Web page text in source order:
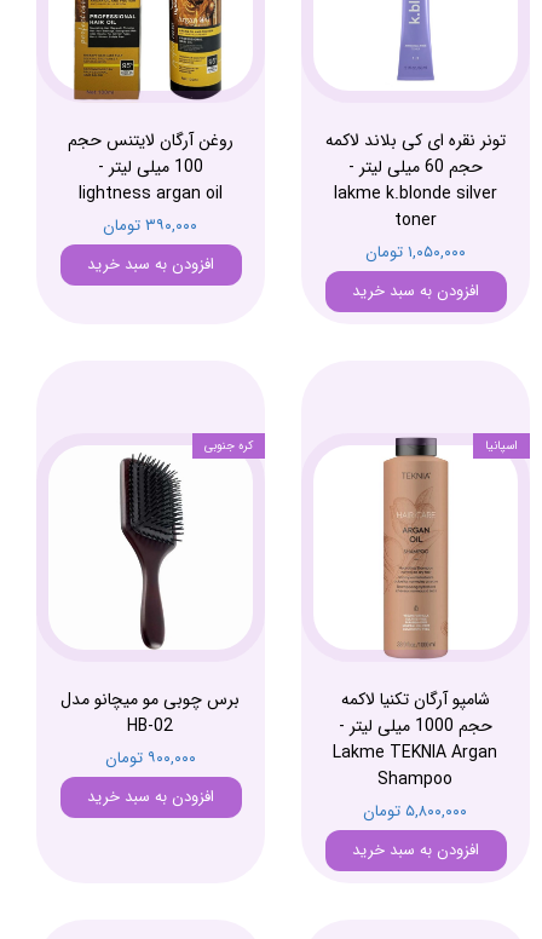
تونر نقره ای کی بلاند لاکمه
حجم 60 میلی لیتر -
lakme k.blonde silver
toner
۱,۰۵۰,۰۰۰ تومان
افزودن به سبد خرید
روغن آرگان لایتنس حجم
100 میلی لیتر -
lightness argan oil
۳۹۰,۰۰۰ تومان
افزودن به سبد خرید
شامپو آرگان تکنیا لاکمه
حجم 1000 میلی لیتر -
Lakme TEKNIA Argan
Shampoo
۵,۸۰۰,۰۰۰ تومان
افزودن به سبد خرید
اسپانیا
برس چوبی مو میچانو مدل
HB-02
۹۰۰,۰۰۰ تومان
افزودن به سبد خرید
کره جنوبی​